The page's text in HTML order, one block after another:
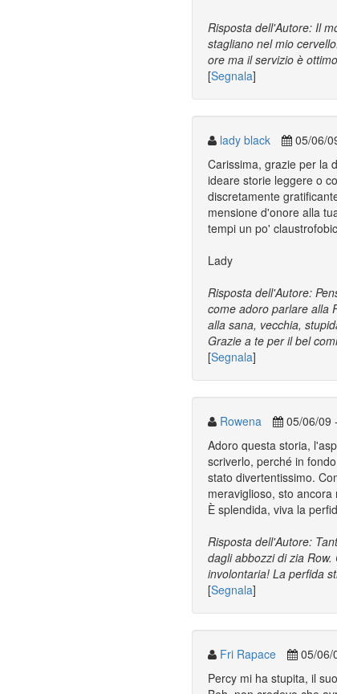
Risposta dell'Autore: Il
stagliano nel mio
ore ma il servizio è
[Segnala]
lady black 05/06/
Carissima, grazie per la
ideare storie leggere o
discretamente
mensione d'onore alla
tempi un po'
Lady
Risposta dell'Autore:
come adoro parlare alla
alla sana, vecchia,
Grazie a te per il bel
[Segnala]
Rowena 05/06/09
Adoro questa storia,
scriverlo, perché in
stato divertentissimo.
meraviglioso, sto
È splendida, viva la
Risposta dell'Autore:
dagli abbozzi di zia
involontaria! La perfida
[Segnala]
Fri Rapace 05/06/
Percy mi ha stupita, il